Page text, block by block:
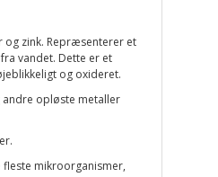
zink. Repræsenterer et
vandet. Dette er et
og oxideret.
andre opløste metaller
fleste mikroorganismer,